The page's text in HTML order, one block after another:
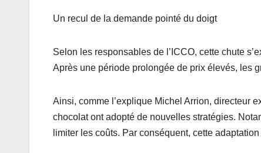
Un recul de la demande pointé du doigt
Selon les responsables de l’ICCO, cette chute
Après une période prolongée de prix élevés, les
Ainsi, comme l’explique Michel Arrion, directeur
chocolat ont adopté de nouvelles stratégies.
limiter les coûts. Par conséquent, cette